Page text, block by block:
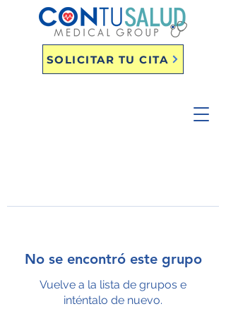
SOLICITAR TU CITA
No se encontró este grupo
Vuelve a la lista de grupos e
inténtalo de nuevo.